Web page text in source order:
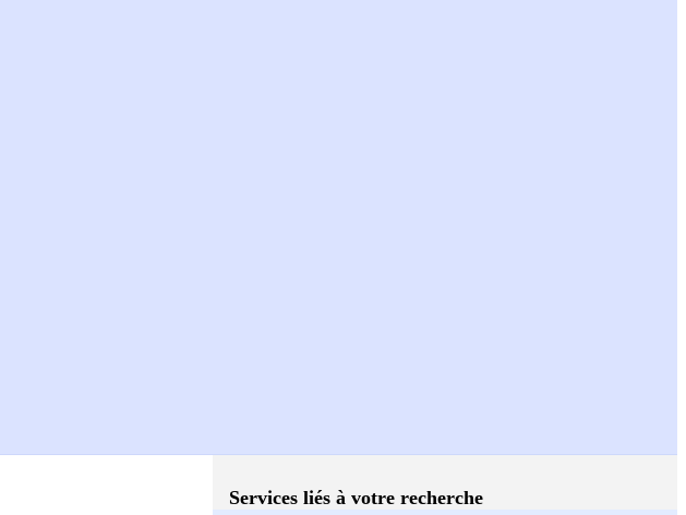
Services liés à votre recherche